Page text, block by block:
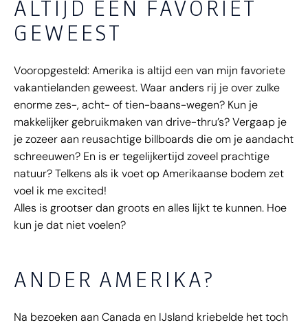
ALTIJD EEN FAVORIET
GEWEEST
Vooropgesteld: Amerika is altijd een van mijn favoriete
vakantielanden geweest. Waar anders rij je over zulke
enorme zes-, acht- of tien-baans-wegen? Kun je
makkelijker gebruikmaken van drive-thru’s? Vergaap je
je zozeer aan reusachtige billboards die om je aandacht
schreeuwen? En is er tegelijkertijd zoveel prachtige
natuur? Telkens als ik voet op Amerikaanse bodem zet
voel ik me excited!
Alles is grootser dan groots en alles lijkt te kunnen. Hoe
kun je dat niet voelen?
ANDER AMERIKA?
Na bezoeken aan Canada en IJsland kriebelde het toch